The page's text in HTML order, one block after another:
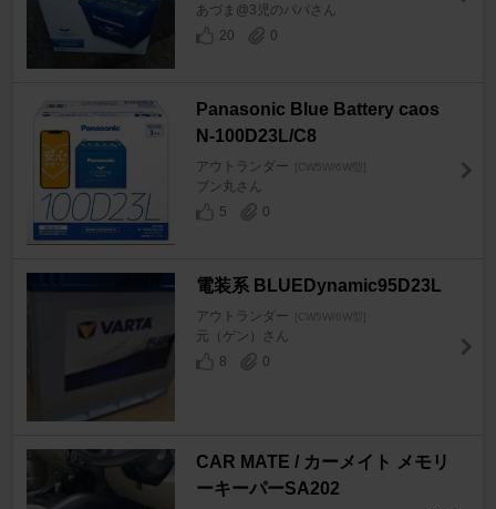
あづま@3児のパパさん
20
0
Panasonic Blue Battery caos
N-100D23L/C8
アウトランダー [CW5W/6W型]
ブン丸さん
5
0
電装系 BLUEDynamic95D23L
アウトランダー [CW5W/6W型]
元（ゲン）さん
8
0
CAR MATE / カーメイト メモリ
ーキーパーSA202